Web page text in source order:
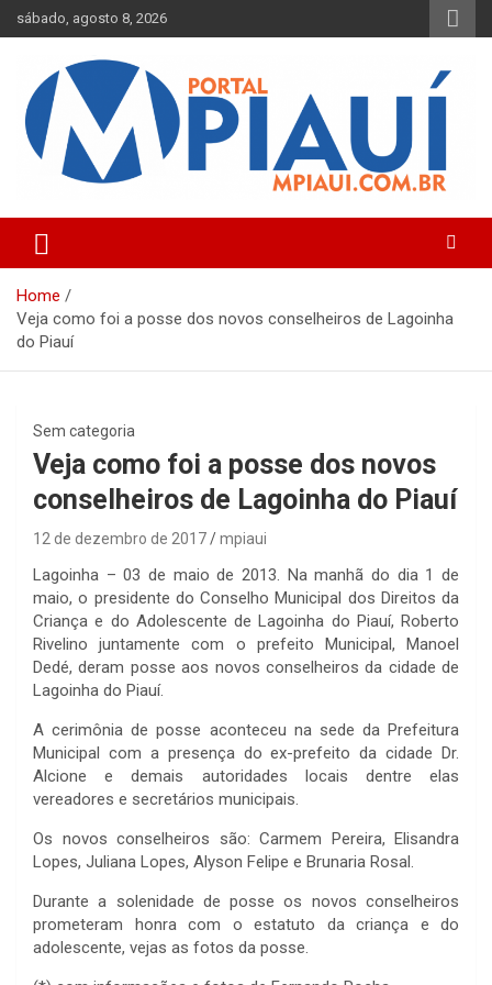
Skip
to
sábado, agosto 8, 2026
Portal MPiauí
Parnaíba
Home
Veja como foi a posse dos novos conselheiros de Lagoinha
do Piauí
Sem categoria
Veja como foi a posse dos novos
conselheiros de Lagoinha do Piauí
12 de dezembro de 2017 mpiaui
Lagoinha – 03 de maio de 2013. Na manhã do dia 1 de
maio, o presidente do Conselho Municipal dos Direitos da
Criança e do Adolescente de Lagoinha do Piauí, Roberto
Rivelino juntamente com o prefeito Municipal, Manoel
Dedé, deram posse aos novos conselheiros da cidade de
Lagoinha do Piauí.
A cerimônia de posse aconteceu na sede da Prefeitura
Municipal com a presença do ex-prefeito da cidade Dr.
Alcione e demais autoridades locais dentre elas
vereadores e secretários municipais.
Os novos conselheiros são: Carmem Pereira, Elisandra
Lopes, Juliana Lopes, Alyson Felipe e Brunaria Rosal.
Durante a solenidade de posse os novos conselheiros
prometeram honra com o estatuto da criança e do
adolescente, vejas as fotos da posse.